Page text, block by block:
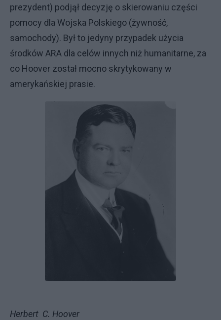
prezydent) podjął decyzję o skierowaniu części
pomocy dla Wojska Polskiego (żywność,
samochody). Był to jedyny przypadek użycia
środków ARA dla celów innych niż humanitarne, za
co Hoover został mocno skrytykowany w
amerykańskiej prasie.
Herbert C. Hoover